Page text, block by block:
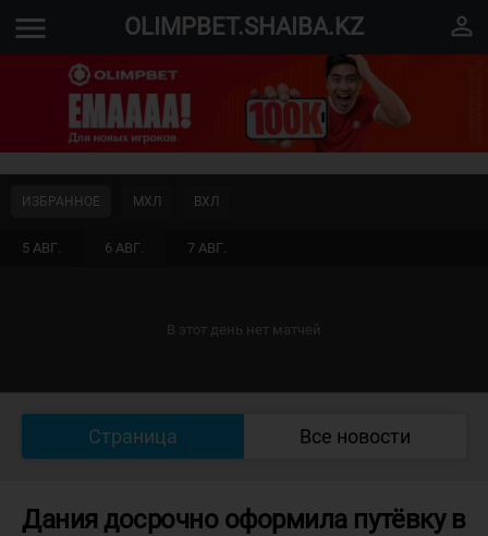
menu OLIMPBET.SHAIBA.KZ perm_identity
5 АВГ. 6 АВГ. 7 АВГ.
ИЗБРАННОЕ МХЛ ВХЛ
В этот день нет матчей
Страница Все новости
Дания досрочно оформила путёвку в